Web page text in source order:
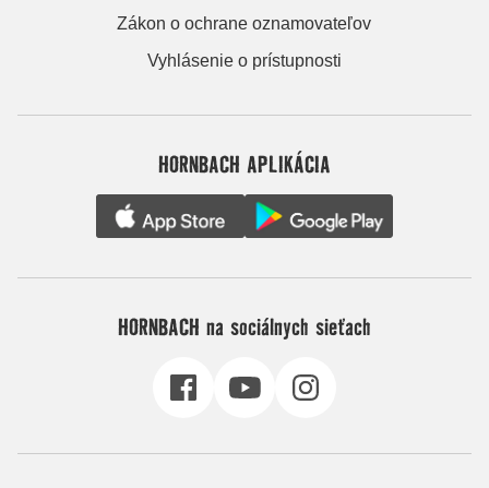
Zákon o ochrane oznamovateľov
Vyhlásenie o prístupnosti
HORNBACH APLIKÁCIA
HORNBACH na sociálnych sieťach